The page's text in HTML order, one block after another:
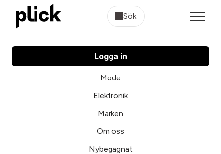
Sök
Logga in
Mode
Elektronik
Märken
Om oss
Nybegagnat